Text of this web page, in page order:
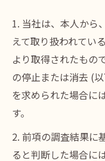
1. 当社は、本人から
えて取り扱われてい
より取得されたもの
の停止または消去 (
を求められた場合に
す。
2. 前項の調査結果に
ると判断した場合に